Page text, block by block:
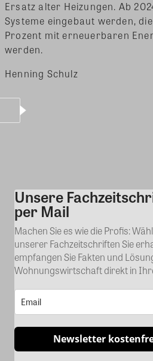
Ersatz alter Heizungen. Ab
Systeme eingebaut werden,
Prozent mit erneuerbaren
werden.
Henning Schulz
Unsere
per Mail
Machen Sie es wie die Profis:
unserer Fachzeitschriften Sie
empfangen Sie Fakten und
Wohnungswirtschaft direkt in
Newsletter